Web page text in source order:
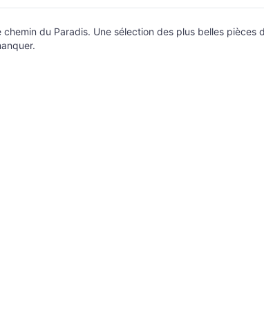
du Paradis. Une sélection des plus belles